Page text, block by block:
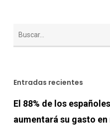
Entradas recientes
El 88% de los
aumentará su gasto